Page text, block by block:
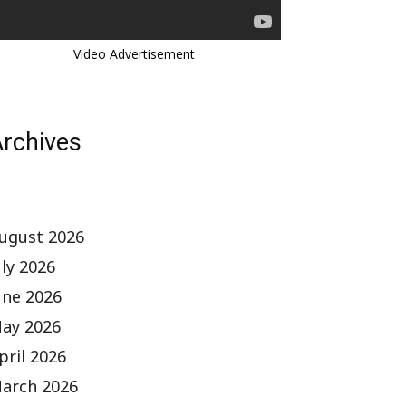
Video Advertisement
2026
2026
2026
2026
2026
2026